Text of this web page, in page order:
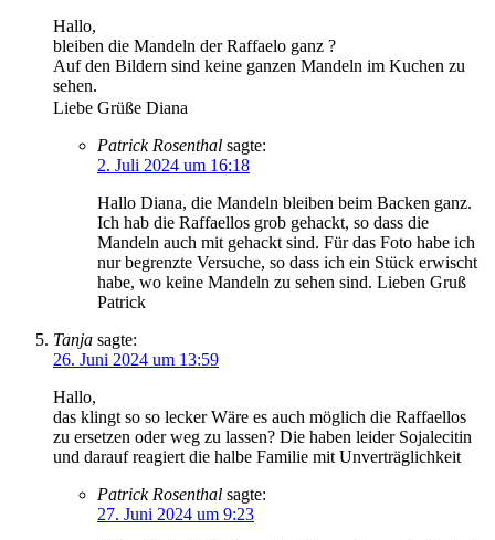
Hallo,
bleiben die Mandeln der Raffaelo ganz ?
Auf den Bildern sind keine ganzen Mandeln im Kuchen zu
sehen.
Liebe Grüße Diana
Patrick Rosenthal sagte:
2. Juli 2024 um 16:18
Hallo Diana, die Mandeln bleiben beim Backen ganz.
Ich hab die Raffaellos grob gehackt, so dass die
Mandeln auch mit gehackt sind. Für das Foto habe ich
nur begrenzte Versuche, so dass ich ein Stück erwischt
habe, wo keine Mandeln zu sehen sind. Lieben Gruß
Patrick
Tanja sagte:
26. Juni 2024 um 13:59
Hallo,
das klingt so so lecker Wäre es auch möglich die Raffaellos
zu ersetzen oder weg zu lassen? Die haben leider Sojalecitin
und darauf reagiert die halbe Familie mit Unverträglichkeit
Patrick Rosenthal sagte:
27. Juni 2024 um 9:23